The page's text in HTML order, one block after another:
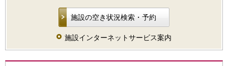
施設の空き状況検索・予約
施設インターネットサービス案内